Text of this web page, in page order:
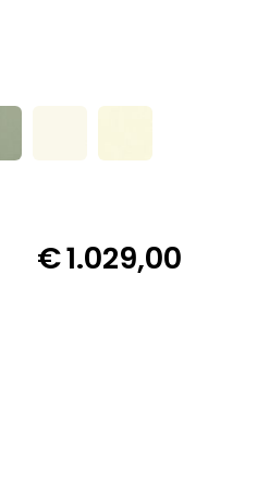
€1.029,00